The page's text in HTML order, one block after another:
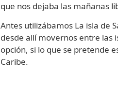
que nos dejaba las mañanas
Antes utilizábamos La isla de
desde allí movernos entre las
opción, si lo que se pretende
Caribe.